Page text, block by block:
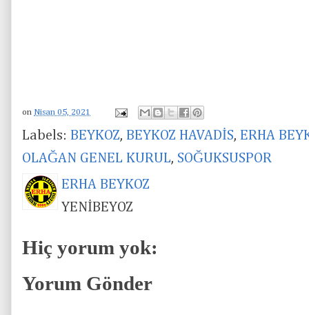
on Nisan 05, 2021
Labels: BEYKOZ, BEYKOZ HAVADİS, ERHA
OLAĞAN GENEL KURUL, SOĞUKSUSPOR
ERHA BEYKOZ
YENİBEYOZ
Hiç yorum yok:
Yorum Gönder